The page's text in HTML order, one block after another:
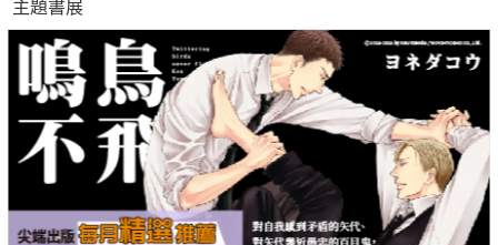
主題書展